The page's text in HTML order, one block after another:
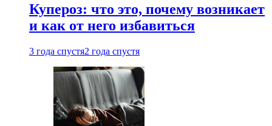
Купероз: что это, почему возникает
и как от него избавиться
3 года спустя2 года спустя